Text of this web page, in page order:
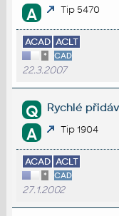
A Tip 5470
ACAD ACLT
* CAD
22.3.2007
Q Rychlé
A Tip 1904
ACAD ACLT
* CAD
27.1.2002